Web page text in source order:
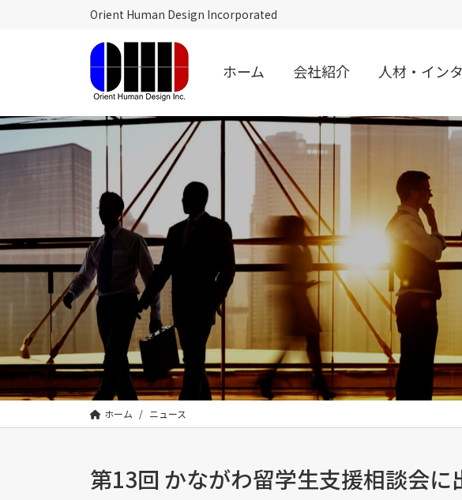
Orient Human Design Incorporated
リ
エ
ヒ
ュ
ー
マ
ン
デ
ザ
イ
ン
株
式
会
社
|
Orient
ホーム 会社紹介 人材・イン
ホーム ニュース
第13回 かながわ留学生支援相談会に